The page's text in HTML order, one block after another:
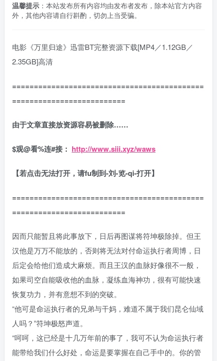
温馨提示 ：本站发布所有内容均由发布者发布，除本站官方内容
外，其他内容请自行斟酌，切勿上当受骗。
电影《万里归途》迅雷BT完整资源下载[MP4／1.12GB／
2.35GB]高清
============================================
==========================
由于文章直接放资源容易被删除……
$观@看%连#接： http://www.siii.xyz/waws
【若点击无法打开，请fu制到-刘-览-qi-打开】
============================================
==========================
因而只能暂且将此事放下，日后再图谋将符坤极除掉。但王
汉他是万万不能放的，否则将无法对付命运执行者周博，日
后定会给他们造成大麻烦。而且王汉的血脉好像很不一般，
如果司空自能吸收他的血脉，凝练血海神功，很有可能快速
恢复功力，并有意想不到的突破。
“他可是命运执行者的兄弟与干妈，难道不属于我们昆仑仙域
人吗？”符坤极怒声道。
“呵呵，这已经是十几万年前的事了，我可不认为命运执行者
能带给我们什么好处，命运是要掌握在自己手中的。你的管